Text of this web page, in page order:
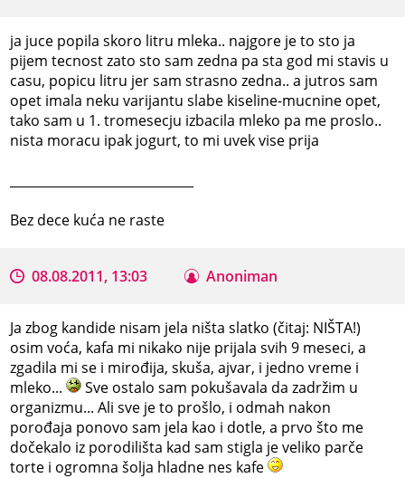
ja juce popila skoro litru mleka.. najgore je to sto ja
pijem tecnost zato sto sam zedna pa sta god mi stavis u
casu, popicu litru jer sam strasno zedna.. a jutros sam
opet imala neku varijantu slabe kiseline-mucnine opet,
tako sam u 1. tromesecju izbacila mleko pa me proslo..
nista moracu ipak jogurt, to mi uvek vise prija
Bez dece kuća ne raste
08.08.2011, 13:03 Anoniman
Ja zbog kandide nisam jela ništa slatko (čitaj: NIŠTA!)
osim voća, kafa mi nikako nije prijala svih 9 meseci, a
zgadila mi se i mirođija, skuša, ajvar, i jedno vreme i
mleko...
Sve ostalo sam pokušavala da zadržim u
organizmu... Ali sve je to prošlo, i odmah nakon
porođaja ponovo sam jela kao i dotle, a prvo što me
dočekalo iz porodilišta kad sam stigla je veliko parče
torte i ogromna šolja hladne nes kafe